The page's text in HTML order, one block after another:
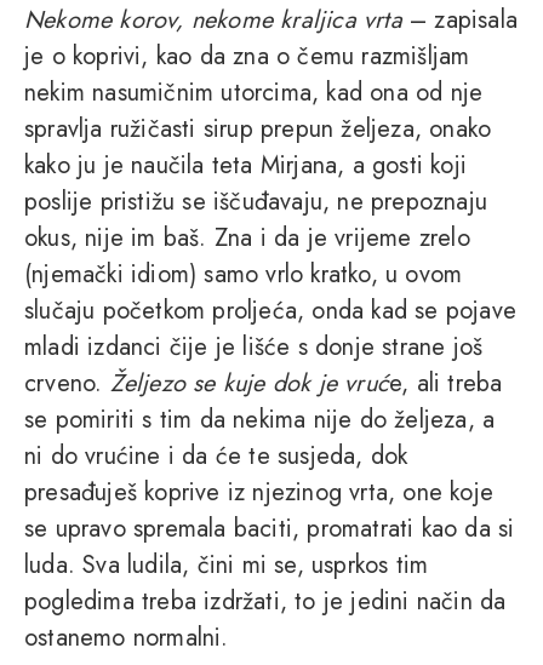
Nekome korov, nekome kraljica vrta– zapisala
je o koprivi, kao da zna o čemu razmišljam
nekim nasumičnim utorcima, kad ona od nje
spravlja ružičasti sirup prepun željeza, onako
kako ju je naučila teta Mirjana, a gosti koji
poslije pristižu se iščuđavaju, ne prepoznaju
okus, nije im baš. Zna i da je vrijeme zrelo
(njemački idiom) samo vrlo kratko, u ovom
slučaju početkom proljeća, onda kad se pojave
mladi izdanci čije je lišće s donje strane još
crveno. Željezo se kuje dok je vruće, ali treba
se pomiriti s tim da nekima nije do željeza, a
ni do vrućine i da će te susjeda, dok
presađuješ koprive iz njezinog vrta, one koje
se upravo spremala baciti, promatrati kao da si
luda. Sva ludila, čini mi se, usprkos tim
pogledima treba izdržati, to je jedini način da
ostanemo normalni.